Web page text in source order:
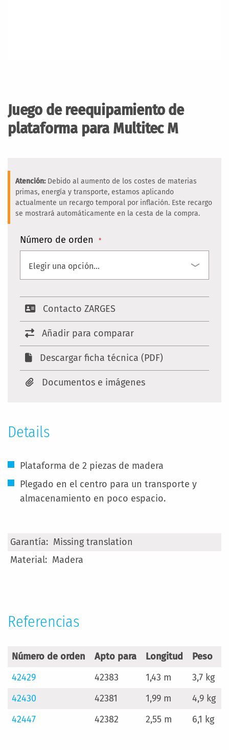
Juego de reequipamiento de
plataforma para Multitec M
Atención:Debido al aumento de los costes de materias
primas, energía y transporte, estamos aplicando
actualmente un recargo temporal por inflación. Este recargo
se mostrará automáticamente en la cesta de la compra.
Número de orden
Contacto ZARGES
Añadir para comparar
Descargar ficha técnica (PDF)
Documentos e imágenes
de
la
galería
Details
Plataforma de 2 piezas de madera
Plegado en el centro para un transporte y
almacenamiento en poco espacio.
Más
Información
Missing translation
Madera
Referencias
Número de orden Apto para Longitud
Peso
42429
42383 1,43 m
3,7 kg
42430
42381 1,99 m
4,9 kg
42447
42382 2,55 m 6,1 kg